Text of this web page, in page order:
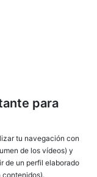
para
tu navegación con
de los vídeos) y
de un perfil elaborado
contenidos).